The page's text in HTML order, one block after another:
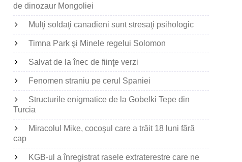
de dinozaur Mongoliei
Mulţi soldaţi canadieni sunt stresaţi psihologic
Timna Park şi Minele regelui Solomon
Salvat de la înec de fiinţe verzi
Fenomen straniu pe cerul Spaniei
Structurile enigmatice de la Gobelki Tepe din
Turcia
Miracolul Mike, cocoşul care a trăit 18 luni fără
cap
KGB-ul a înregistrat rasele extraterestre care ne